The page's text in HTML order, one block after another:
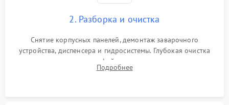
2. Разборка и очистка
Снятие корпусных панелей, демонтаж заварочного
устройства, диспенсера и гидросистемы. Глубокая очистка
внутренних узлов от кофейных масел, жмыха и накипи.
Промывка дренажных каналов и фильтров с использованием
Подробнее